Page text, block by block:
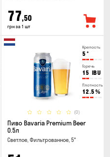
77,50
грн за 1 шт
Крепость
5 °
Горечь
15 IBU
Плотность
12.5 %
(0)
Пиво Bavaria Premium Beer
0.5л
Светлое, Фильтрованное, 5°